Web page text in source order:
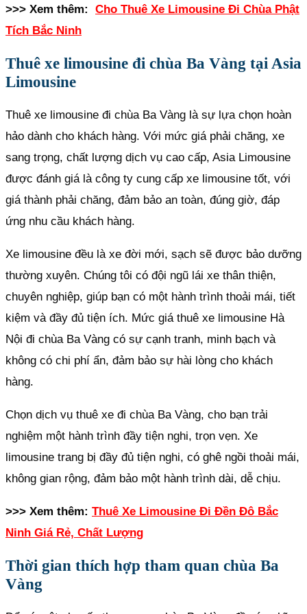
>>> Xem thêm: Cho Thuê Xe Limousine Đi Chùa Phật
Tích Bắc Ninh
Thuê xe limousine đi chùa Ba Vàng tại Asia
Limousine
Thuê xe limousine đi chùa Ba Vàng là sự lựa chọn hoàn
hảo dành cho khách hàng. Với mức giá phải chăng, xe
sang trọng, chất lượng dịch vụ cao cấp, Asia Limousine
được đánh giá là công ty cung cấp xe limousine tốt, với
giá thành phải chăng, đảm bảo an toàn, đúng giờ, đáp
ứng nhu cầu khách hàng.
Xe limousine đều là xe đời mới, sạch sẽ được bảo dưỡng
thường xuyên. Chúng tôi có đội ngũ lái xe thân thiện,
chuyên nghiệp, giúp bạn có một hành trình thoải mái, tiết
kiệm và đầy đủ tiện ích. Mức giá thuê xe limousine Hà
Nội đi chùa Ba Vàng có sự cạnh tranh, minh bạch và
không có chi phí ẩn, đảm bảo sự hài lòng cho khách
hàng.
Chọn dịch vụ thuê xe đi chùa Ba Vàng, cho bạn trải
nghiệm một hành trình đầy tiện nghi, trọn vẹn. Xe
limousine trang bị đầy đủ tiện nghi, có ghê ngồi thoải mái,
không gian rộng, đảm bảo một hành trình dài, dễ chịu.
>>> Xem thêm: Thuê Xe Limousine Đi Đền Đô Bắc
Ninh Giá Rẻ, Chất Lượng
Thời gian thích hợp tham quan chùa Ba
Vàng